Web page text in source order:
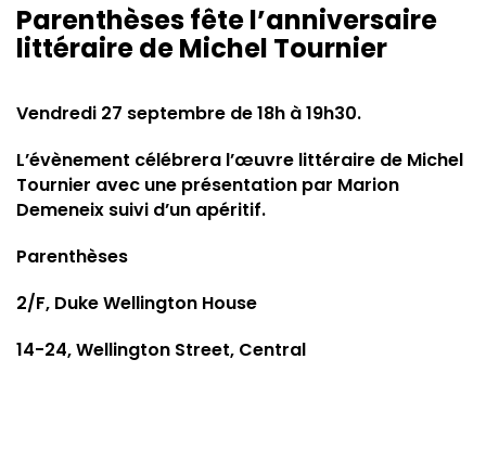
Parenthèses fête l’anniversaire
littéraire de Michel Tournier
Vendredi 27 septembre de 18h à 19h30.
L’évènement célébrera l’œuvre littéraire de Michel
Tournier avec une présentation par Marion
Demeneix suivi d’un apéritif.
Parenthèses
2/F, Duke Wellington House
14-24, Wellington Street, Central